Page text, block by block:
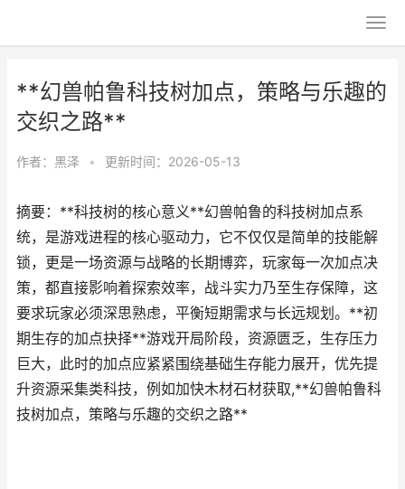
**幻兽帕鲁科技树加点，策略与乐趣的
交织之路**
作者： 黑泽 • 更新时间：2026-05-13
摘要：**科技树的核心意义**幻兽帕鲁的科技树加点系
统，是游戏进程的核心驱动力，它不仅仅是简单的技能解
锁，更是一场资源与战略的长期博弈，玩家每一次加点决
策，都直接影响着探索效率，战斗实力乃至生存保障，这
要求玩家必须深思熟虑，平衡短期需求与长远规划。**初
期生存的加点抉择**游戏开局阶段，资源匮乏，生存压力
巨大，此时的加点应紧紧围绕基础生存能力展开，优先提
升资源采集类科技，例如加快木材石材获取,**幻兽帕鲁科
技树加点，策略与乐趣的交织之路**